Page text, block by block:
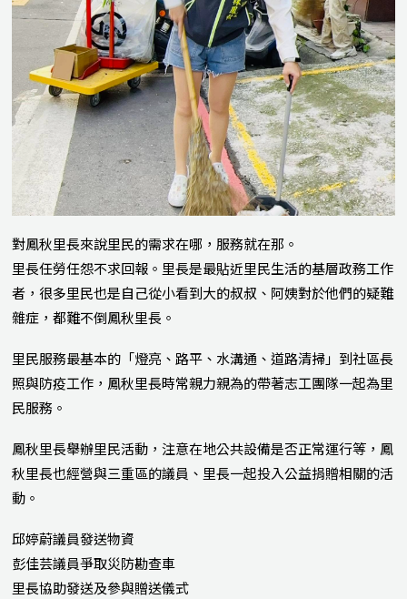
對鳳秋里長來說里民的需求在哪，服務就在那。
里長任勞任怨不求回報。里長是最貼近里民生活的基層政務工作
者，很多里民也是自己從小看到大的叔叔、阿姨對於他們的疑難
雜症，都難不倒鳳秋里長。
里民服務最基本的「燈亮、路平、水溝通、道路清掃」到社區長
照與防疫工作，鳳秋里長時常親力親為的帶著志工團隊一起為里
民服務。
鳳秋里長舉辦里民活動，注意在地公共設備是否正常運行等，鳳
秋里長也經營與三重區的議員、里長一起投入公益捐贈相關的活
動。
邱婷蔚議員發送物資
彭佳芸議員爭取災防勘查車
里長協助發送及參與贈送儀式